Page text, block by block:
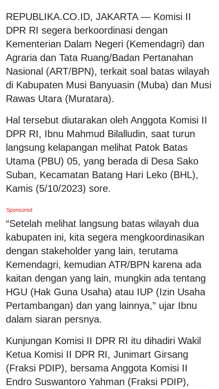
REPUBLIKA.CO.ID, JAKARTA — Komisi II
DPR RI segera berkoordinasi dengan
Kementerian Dalam Negeri (Kemendagri) dan
Agraria dan Tata Ruang/Badan Pertanahan
Nasional (ART/BPN), terkait soal batas wilayah
di Kabupaten Musi Banyuasin (Muba) dan Musi
Rawas Utara (Muratara).
Hal tersebut diutarakan oleh Anggota Komisi II
DPR RI, Ibnu Mahmud Bilalludin, saat turun
langsung kelapangan melihat Patok Batas
Utama (PBU) 05, yang berada di Desa Sako
Suban, Kecamatan Batang Hari Leko (BHL),
Kamis (5/10/2023) sore.
Sponsored
“Setelah melihat langsung batas wilayah dua
kabupaten ini, kita segera mengkoordinasikan
dengan stakeholder yang lain, terutama
Kemendagri, kemudian ATR/BPN karena ada
kaitan dengan yang lain, mungkin ada tentang
HGU (Hak Guna Usaha) atau IUP (Izin Usaha
Pertambangan) dan yang lainnya,” ujar Ibnu
dalam siaran persnya.
Kunjungan Komisi II DPR RI itu dihadiri Wakil
Ketua Komisi II DPR RI, Junimart Girsang
(Fraksi PDIP), bersama Anggota Komisi II
Endro Suswantoro Yahman (Fraksi PDIP),